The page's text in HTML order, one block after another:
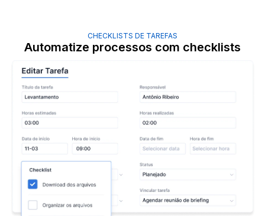
CHECKLISTS DE TAREFAS
Automatize processos com checklists